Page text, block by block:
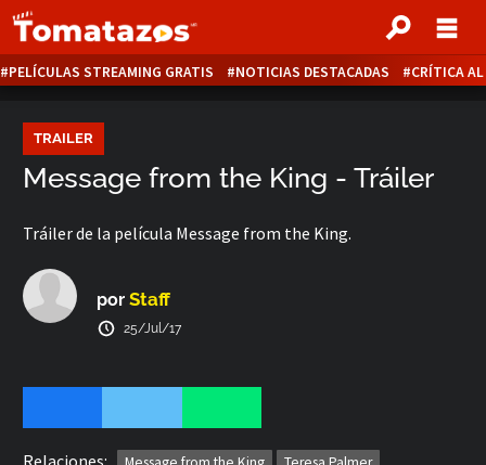
PELÍCULAS STREAMING GRATIS NOTICIAS DESTACADAS CRÍTICA
TRAILER
Message from the King - Tráiler
Tráiler de la película Message from the King.
por Staff
25/Jul/17
Relaciones: